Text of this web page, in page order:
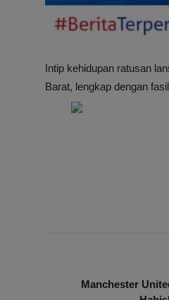
Intip kehidupan ratusan
Barat, lengkap dengan
Manchester